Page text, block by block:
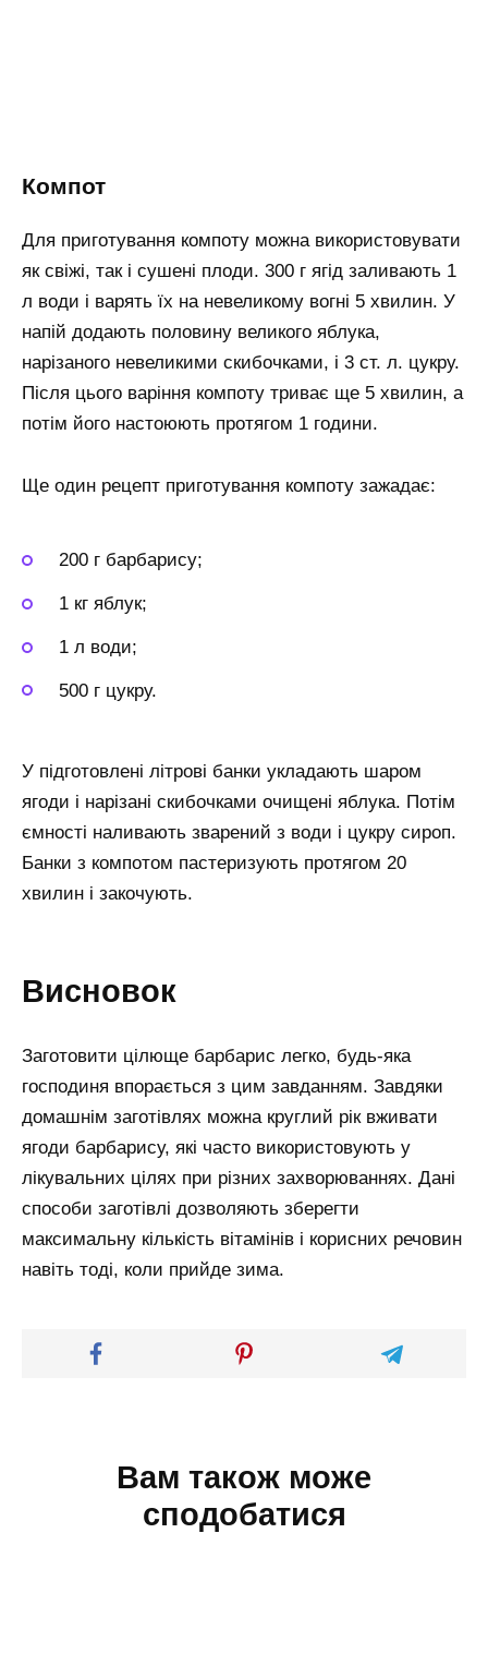
Компот
Для приготування компоту можна використовувати
як свіжі, так і сушені плоди. 300 г ягід заливають 1
л води і варять їх на невеликому вогні 5 хвилин. У
напій додають половину великого яблука,
нарізаного невеликими скибочками, і 3 ст. л. цукру.
Після цього варіння компоту триває ще 5 хвилин, а
потім його настоюють протягом 1 години.
Ще один рецепт приготування компоту зажадає:
200 г барбарису;
1 кг яблук;
1 л води;
500 г цукру.
У підготовлені літрові банки укладають шаром
ягоди і нарізані скибочками очищені яблука. Потім
ємності наливають зварений з води і цукру сироп.
Банки з компотом пастеризують протягом 20
хвилин і закочують.
Висновок
Заготовити цілюще барбарис легко, будь-яка
господиня впорається з цим завданням. Завдяки
домашнім заготівлях можна круглий рік вживати
ягоди барбарису, які часто використовують у
лікувальних цілях при різних захворюваннях. Дані
способи заготівлі дозволяють зберегти
максимальну кількість вітамінів і корисних речовин
навіть тоді, коли прийде зима.
Вам також може
сподобатися